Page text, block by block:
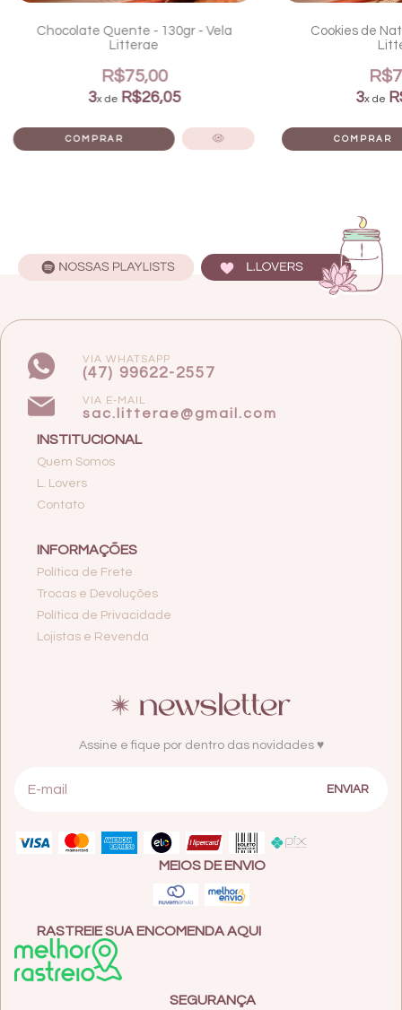
Chocolate Quente - 130gr - Vela
Litterae
R$75,00
3x de R$26,05
Cookies de
3x de
VIA WHATSAPP
(47) 99622-2557
VIA E-MAIL
sac.litterae@gmail.com
INSTITUCIONAL
Quem Somos
L. Lovers
Contato
INFORMAÇÕES
Política de Frete
Trocas e Devoluções
Política de Privacidade
Lojistas e Revenda
Assine e fique por dentro das novidades ♥
MEIOS DE ENVIO
RASTREIE SUA ENCOMENDA AQUI
SEGURANÇA